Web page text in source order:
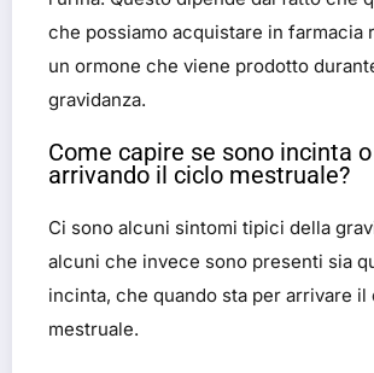
che possiamo acquistare in farmacia
un ormone che viene prodotto
gravidanza.
Come capire se sono incinta
arrivando il ciclo mestruale?
Ci sono alcuni sintomi tipici della
alcuni che invece sono presenti sia
incinta, che quando sta per arrivare il
mestruale.